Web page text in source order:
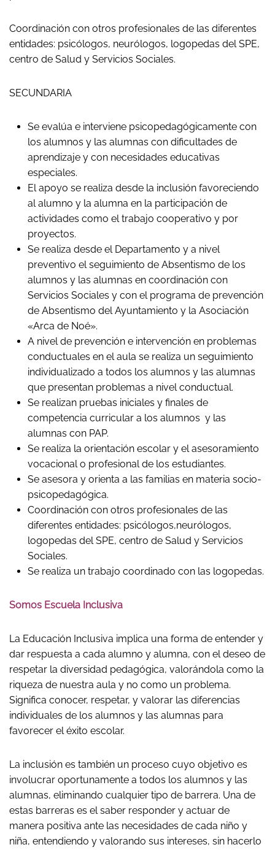
Coordinación con otros profesionales de las diferentes
entidades: psicólogos, neurólogos, logopedas del SPE,
centro de Salud y Servicios Sociales.
SECUNDARIA
Se evalúa e interviene psicopedagógicamente con
los alumnos y las alumnas con dificultades de
aprendizaje y con necesidades educativas
especiales.
El apoyo se realiza desde la inclusión favoreciendo
al alumno y la alumna en la participación de
actividades como el trabajo cooperativo y por
proyectos.
Se realiza desde el Departamento y a nivel
preventivo el seguimiento de Absentismo de los
alumnos y las alumnas en coordinación con
Servicios Sociales y con el programa de prevención
de Absentismo del Ayuntamiento y la Asociación
«Arca de Noé».
A nivel de prevención e intervención en problemas
conductuales en el aula se realiza un seguimiento
individualizado a todos los alumnos y las alumnas
que presentan problemas a nivel conductual.
Se realizan pruebas iniciales y finales de
competencia curricular a los alumnos y las
alumnas con PAP.
Se realiza la orientación escolar y el asesoramiento
vocacional o profesional de los estudiantes.
Se asesora y orienta a las familias en materia socio-
psicopedagógica.
Coordinación con otros profesionales de las
diferentes entidades: psicólogos,neurólogos,
logopedas del SPE, centro de Salud y Servicios
Sociales.
Se realiza un trabajo coordinado con las logopedas.
Somos Escuela Inclusiva
La Educación Inclusiva implica una forma de entender y
dar respuesta a cada alumno y alumna, con el deseo de
respetar la diversidad pedagógica, valorándola como la
riqueza de nuestra aula y no como un problema.
Significa conocer, respetar, y valorar las diferencias
individuales de los alumnos y las alumnas para
favorecer el éxito escolar.
La inclusión es también un proceso cuyo objetivo es
involucrar oportunamente a todos los alumnos y las
alumnas, eliminando cualquier tipo de barrera. Una de
estas barreras es el saber responder y actuar de
manera positiva ante las necesidades de cada niño y
niña, entendiendo y valorando sus intereses, sin hacerlo